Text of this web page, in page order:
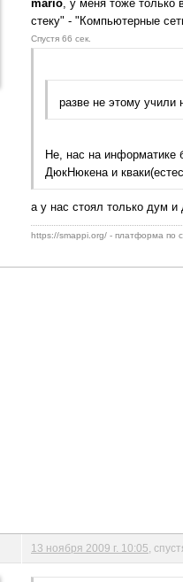
mario, у меня тоже только
стеку" - "Компьютерные
Спустя 66 сек.
разве не этому учили
Не, нас на информатике
ДюкНюкена и
а у нас стоял только дум и
https://smappi.org/ - платформа по
13 ноября 2009 г. 10:05 ,